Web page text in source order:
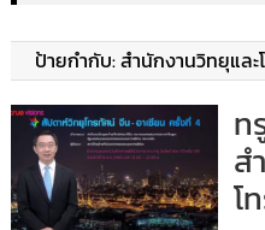
ป้ายกำกับ:สำนักงานวิทยุแล
ท
ส
โ